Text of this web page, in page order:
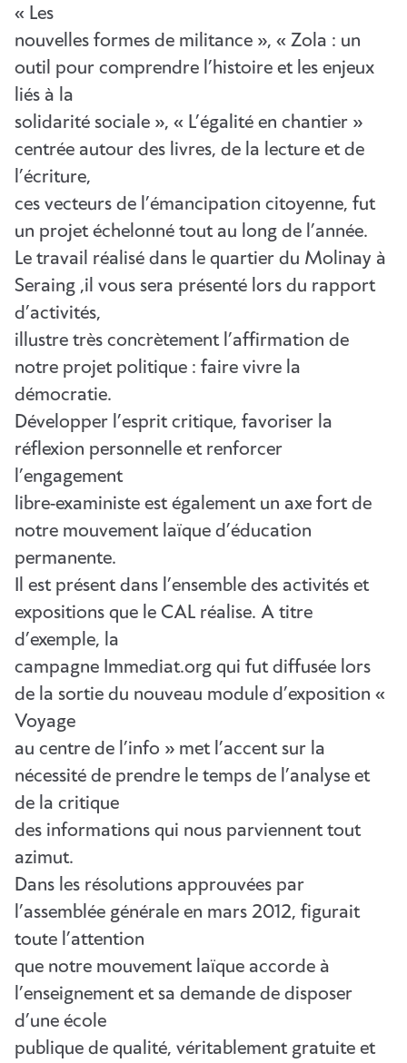
« Les
nouvelles formes de militance », « Zola : un
outil pour comprendre l’histoire et les enjeux
liés à la
solidarité sociale », « L’égalité en chantier »
centrée autour des livres, de la lecture et de
l’écriture,
ces vecteurs de l’émancipation citoyenne, fut
un projet échelonné tout au long de l’année.
Le travail réalisé dans le quartier du Molinay à
Seraing ,il vous sera présenté lors du rapport
d’activités,
illustre très concrètement l’affirmation de
notre projet politique : faire vivre la
démocratie.
Développer l’esprit critique, favoriser la
réflexion personnelle et renforcer
l’engagement
libre-exaministe est également un axe fort de
notre mouvement laïque d’éducation
permanente.
Il est présent dans l’ensemble des activités et
expositions que le CAL réalise. A titre
d’exemple, la
campagne Immediat.org qui fut diffusée lors
de la sortie du nouveau module d’exposition «
Voyage
au centre de l’info » met l’accent sur la
nécessité de prendre le temps de l’analyse et
de la critique
des informations qui nous parviennent tout
azimut.
Dans les résolutions approuvées par
l’assemblée générale en mars 2012, figurait
toute l’attention
que notre mouvement laïque accorde à
l’enseignement et sa demande de disposer
d’une école
publique de qualité, véritablement gratuite et